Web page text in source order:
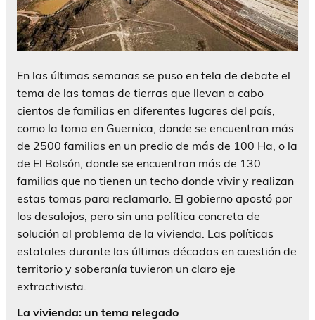
En las últimas semanas se puso en tela de debate el
tema de las tomas de tierras que llevan a cabo
cientos de familias en diferentes lugares del país,
como la toma en Guernica, donde se encuentran más
de 2500 familias en un predio de más de 100 Ha, o la
de El Bolsón, donde se encuentran más de 130
familias que no tienen un techo donde vivir y realizan
estas tomas para reclamarlo. El gobierno apostó por
los desalojos, pero sin una política concreta de
solución al problema de la vivienda. Las políticas
estatales durante las últimas décadas en cuestión de
territorio y soberanía tuvieron un claro eje
extractivista.
La vivienda: un tema relegado